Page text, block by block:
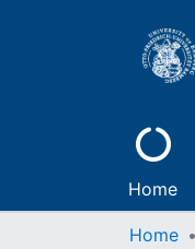
Home
Home